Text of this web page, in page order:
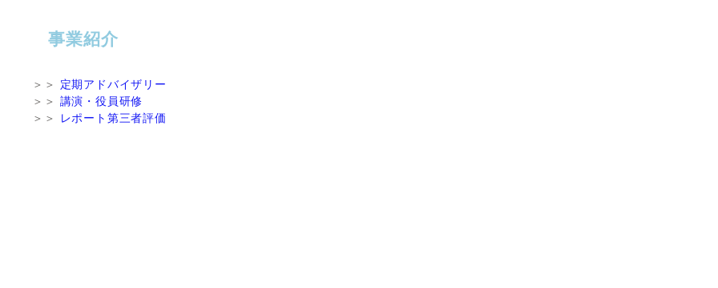
事業紹介
＞＞ 定期アドバイザリー
＞＞ 講演・役員研修
＞＞ レポート第三者評価